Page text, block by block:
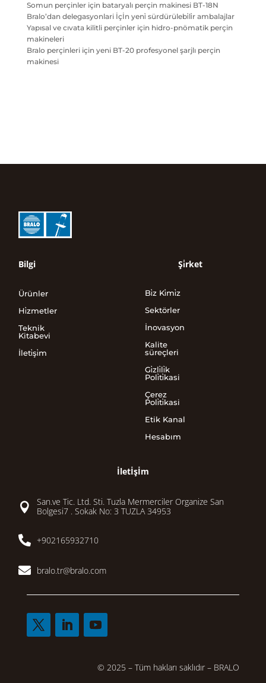
Somun perçinler için bataryalı perçin makinesi BT-18N
Bralo’dan delegasyonlari İçİn yeni̇ sürdürülebi̇li̇r ambalajlar
Yapısal ve cıvata kilitli perçinler için hidro-pnömatik perçin
makineleri
Bralo perçinleri için yeni BT-20 profesyonel şarjlı perçin
makinesi
Bilgi
Ürünler
Hi̇zmetler
Teknik
Kitabevi
İleti̇şi̇m
Şi̇rket
Bi̇z Ki̇mi̇z
Sektörler
İnovasyon
Kalite
süreçleri
Gi̇zli̇li̇k
Poli̇ti̇kasi
Çerez
Poli̇ti̇kasi
Etik Kanal
Hesabım
İletİşİm

San.ve Tic. Ltd. Sti. Tuzla Mermerciler Organize San
Bolgesi7 . Sokak No: 3 TUZLA 34953
 +902165932710
 bralo.tr@bralo.com
© 2025 – Tüm hakları saklıdır – BRALO